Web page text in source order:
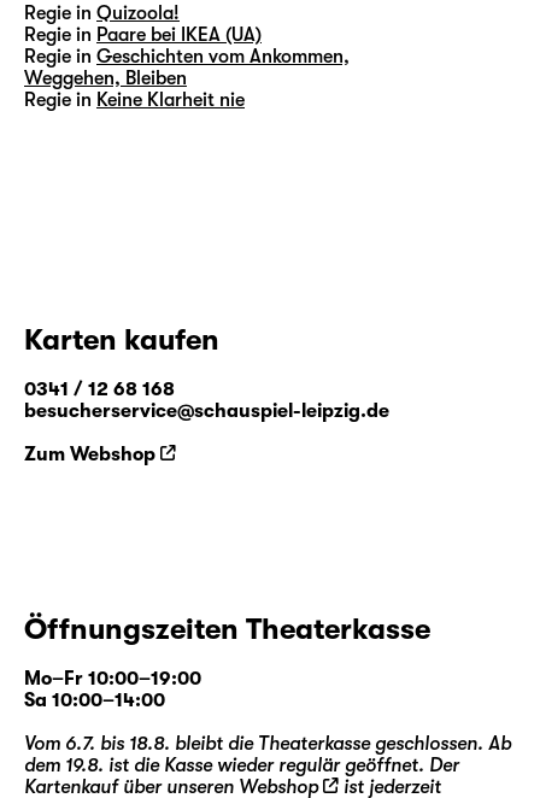
Regie in Quizoola!
Regie in Paare bei IKEA (UA)
Regie in Geschichten vom Ankommen,
Weggehen, Bleiben
Regie in Keine Klarheit nie
Karten kaufen
0341 / 12 68 168
besucherservice@schauspiel-leipzig.de
Zum Webshop
Öffnungszeiten Theaterkasse
Mo–Fr 10:00–19:00
Sa 10:00–14:00
Vom 6.7. bis 18.8. bleibt die Theaterkasse geschlossen. Ab
dem 19.8. ist die Kasse wieder regulär geöffnet. Der
Kartenkauf über unseren Webshop
ist jederzeit